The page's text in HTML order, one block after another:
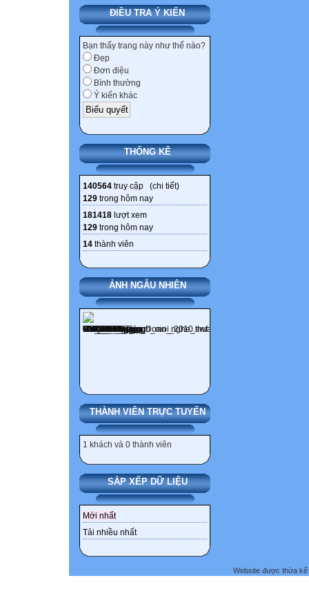
ĐIỀU TRA Ý KIẾN
Bạn thấy trang này như thế nào?
Đẹp
Đơn điệu
Bình thường
Ý kiến khác
THỐNG KÊ
140564 truy cập (chi tiết)
129 trong hôm nay
181418 lượt xem
129 trong hôm nay
14 thành viên
ẢNH NGẪU NHIÊN
THÀNH VIÊN TRỰC TUYẾN
1 khách và 0 thành viên
SẮP XẾP DỮ LIỆU
Mới nhất
Tải nhiều nhất
Website được thừa